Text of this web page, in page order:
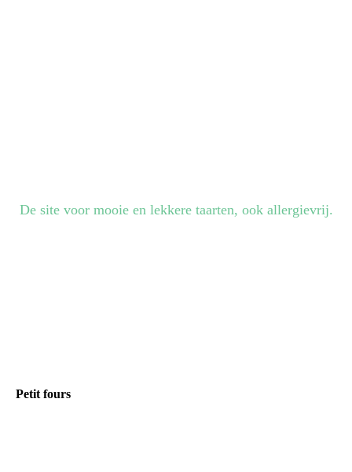
De site voor mooie en lekkere taarten, ook allergievrij.
Petit fours